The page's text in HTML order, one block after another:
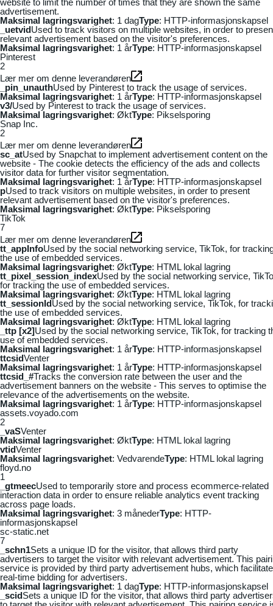
advertisement.
Maksimal lagringsvarighet: 1 dagType: HTTP-informasjonskapsel
_uetvidUsed to track visitors on multiple websites, in order to
relevant advertisement based on the visitor's preferences.
Maksimal lagringsvarighet: 1 årType: HTTP-informasjonskapsel
Pinterest
2
Lær mer om denne leverandøren
_pin_unauthUsed by Pinterest to track the usage of services.
Maksimal lagringsvarighet: 1 årType: HTTP-informasjonskapsel
v3/Used by Pinterest to track the usage of services.
Maksimal lagringsvarighet: ØktType: Pikselsporing
Snap Inc.
2
Lær mer om denne leverandøren
sc_atUsed by Snapchat to implement advertisement content on the
website - The cookie detects the efficiency of the ads and collects
visitor data for further visitor segmentation.
Maksimal lagringsvarighet: 1 årType: HTTP-informasjonskapsel
pUsed to track visitors on multiple websites, in order to present
relevant advertisement based on the visitor's preferences.
Maksimal lagringsvarighet: ØktType: Pikselsporing
TikTok
7
Lær mer om denne leverandøren
tt_appInfoUsed by the social networking service, TikTok, for
the use of embedded services.
Maksimal lagringsvarighet: ØktType: HTML lokal lagring
tt_pixel_session_indexUsed by the social networking service,
for tracking the use of embedded services.
Maksimal lagringsvarighet: ØktType: HTML lokal lagring
tt_sessionIdUsed by the social networking service, TikTok, for
the use of embedded services.
Maksimal lagringsvarighet: ØktType: HTML lokal lagring
_ttp [x2]Used by the social networking service, TikTok, for tracking
use of embedded services.
Maksimal lagringsvarighet: 1 årType: HTTP-informasjonskapsel
ttcsidVenter
Maksimal lagringsvarighet: 1 årType: HTTP-informasjonskapsel
ttcsid_#Tracks the conversion rate between the user and the
advertisement banners on the website - This serves to optimise the
relevance of the advertisements on the website.
Maksimal lagringsvarighet: 1 årType: HTTP-informasjonskapsel
assets.voyado.com
2
_vaSVenter
Maksimal lagringsvarighet: ØktType: HTML lokal lagring
vtidVenter
Maksimal lagringsvarighet: VedvarendeType: HTML lokal lagring
floyd.no
1
_gtmeecUsed to temporarily store and process ecommerce-related
interaction data in order to ensure reliable analytics event tracking
across page loads.
Maksimal lagringsvarighet: 3 månederType: HTTP-
informasjonskapsel
sc-static.net
7
_schn1Sets a unique ID for the visitor, that allows third party
advertisers to target the visitor with relevant advertisement. This
service is provided by third party advertisement hubs, which
real-time bidding for advertisers.
Maksimal lagringsvarighet: 1 dagType: HTTP-informasjonskapsel
_scidSets a unique ID for the visitor, that allows third party